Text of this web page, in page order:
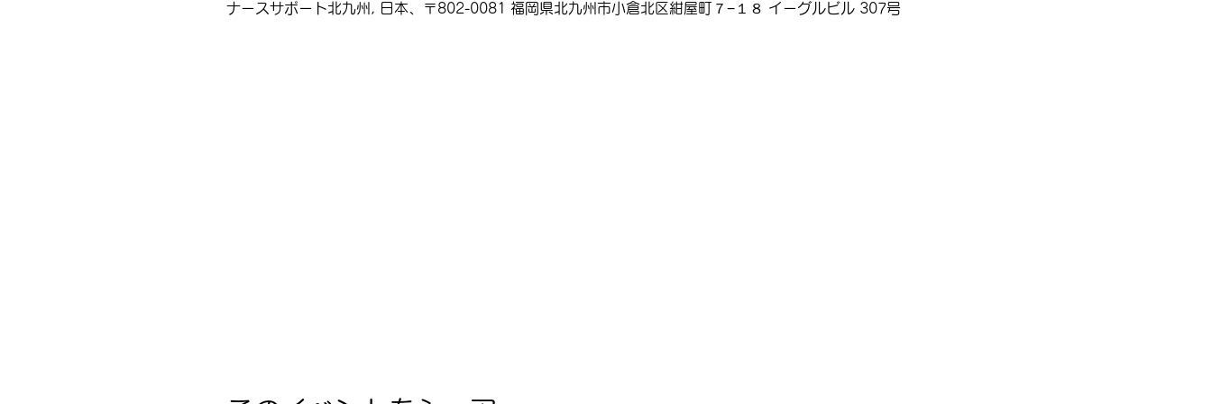
ナースサポート北九州, 日本、〒802-0081 福岡県北九州市小倉北区紺屋町７−１８ イーグルビル 307号